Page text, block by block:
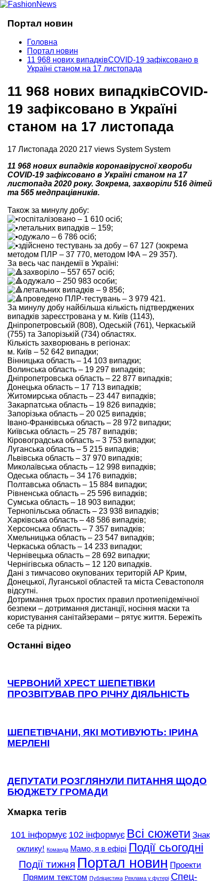
Портал новин
Головна
Портал новин
11 968 нових випадківCOVID-19 зафіксовано в
Україні станом на 17 листопада
11 968 нових випадківCOVID-
19 зафіксовано в Україні
станом на 17 листопада
17 Листопада 2020 217 views System System
11 968 нових випадків коронавірусної хвороби
COVID-19 зафіксовано в Україні станом на 17
листопада 2020 року. Зокрема, захворіли 516 дітей
та 565 медпрацівників.
Також за минулу добу:
госпіталізовано – 1 610 осіб;
летальних випадків – 159;
одужало – 6 786 осіб;
здійснено тестувань за добу – 67 127 (зокрема
методом ПЛР – 37 770, методом ІФА – 29 357).
За весь час пандемії в Україні:
захворіло – 557 657 осіб;
одужало – 250 983 особи;
летальних випадків – 9 856;
проведено ПЛР-тестувань – 3 979 421.
За минулу добу найбільша кількість підтверджених
випадків зареєстрована у м. Київ (1143),
Дніпропетровській (808), Одеській (761), Черкаській
(755) та Запорізькій (734) областях.
Кількість захворювань в регіонах:
м. Київ – 52 642 випадки;
Вінницька область – 14 103 випадки;
Волинська область – 19 297 випадків;
Дніпропетровська область – 22 877 випадків;
Донецька область – 17 713 випадків;
Житомирська область – 23 447 випадків;
Закарпатська область – 19 826 випадків;
Запорізька область – 20 025 випадків;
Івано-Франківська область – 28 972 випадки;
Київська область – 25 787 випадків;
Кіровоградська область – 3 753 випадки;
Луганська область – 5 215 випадків;
Львівська область – 37 970 випадків;
Миколаївська область – 12 998 випадків;
Одеська область – 34 176 випадків;
Полтавська область – 15 884 випадки;
Рівненська область – 25 596 випадків;
Сумська область – 18 903 випадки;
Тернопільська область – 23 938 випадків;
Харківська область – 48 586 випадків;
Херсонська область – 7 357 випадків;
Хмельницька область – 23 547 випадків;
Черкаська область – 14 233 випадки;
Чернівецька область – 28 692 випадки;
Чернігівська область – 12 120 випадків.
Дані з тимчасово окупованих територій АР Крим,
Донецької, Луганської областей та міста Севастополя
відсутні.
Дотримання трьох простих правил протиепідемічної
безпеки – дотримання дистанції, носіння маски та
користування санітайзерами – рятує життя. Бережіть
себе та рідних.
Останні відео
ЧЕРВОНИЙ ХРЕСТ ШЕПЕТІВКИ
ПРОЗВІТУВАВ ПРО РІЧНУ ДІЯЛЬНІСТЬ
ШЕПЕТІВЧАНИ, ЯКІ МОТИВУЮТЬ: ІРИНА
МЕРЛЕНІ
ДЕПУТАТИ РОЗГЛЯНУЛИ ПИТАННЯ ЩОДО
БЮДЖЕТУ ГРОМАДИ
Хмарка тегів
101 інформує 102 інформує Всі сюжети Знак
оклику! Команда Мамо, я в ефірі Події сьогодні
Події тижня Портал новин Проекти
Прямим текстом Публіцистика Реклама у футері Спец-